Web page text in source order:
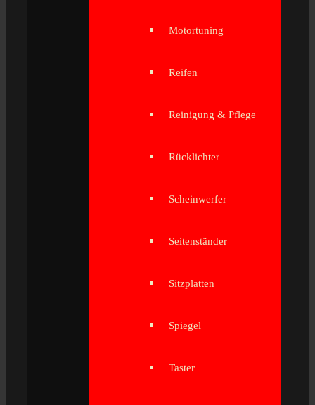
Motortuning
Reifen
Reinigung & Pflege
Rücklichter
Scheinwerfer
Seitenständer
Sitzplatten
Spiegel
Taster